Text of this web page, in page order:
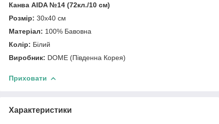
Канва AIDA №14 (72кл./10 см)
Розмір: 30х40 см
Матеріал: 100% Бавовна
Колір: Білий
Виробник: DOME (Південна Корея)
Приховати
Характеристики